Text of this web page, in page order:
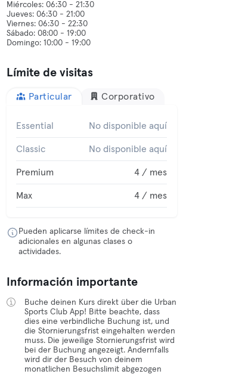
Miércoles: 06:30 - 21:30
Jueves: 06:30 - 21:00
Viernes: 06:30 - 22:30
Sábado: 08:00 - 19:00
Límite de visitas
Particular Corporativo
Essential No disponible aquí
Classic No disponible aquí
Premium 4 / mes
Max 4 / mes
Pueden aplicarse límites de check-in
adicionales en algunas clases o
actividades.
Información importante
Buche deinen Kurs direkt über die Urban
Sports Club App! Bitte beachte, dass
dies eine verbindliche Buchung ist, und
die Stornierungsfrist eingehalten werden
muss. Die jeweilige Stornierungsfrist wird
bei der Buchung angezeigt. Andernfalls
wird dir der Besuch von deinem
monatlichen Besuchslimit abgezogen